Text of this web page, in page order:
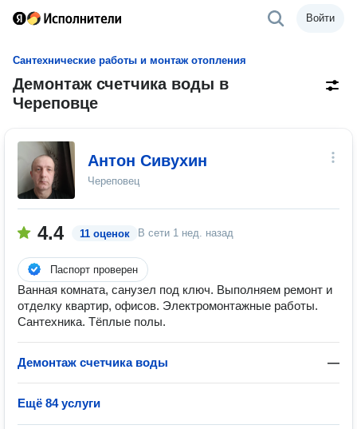
Войти
Сантехнические работы и монтаж отопления
Демонтаж счетчика воды в
Череповце
Антон Сивухин
Череповец
4.4 11 оценок В сети 1 нед. назад
Паспорт проверен
Ванная комната, санузел под ключ. Выполняем ремонт и
отделку квартир, офисов. Электромонтажные работы.
Сантехника. Тёплые полы.
Демонтаж счетчика воды —
Ещё 84 услуги